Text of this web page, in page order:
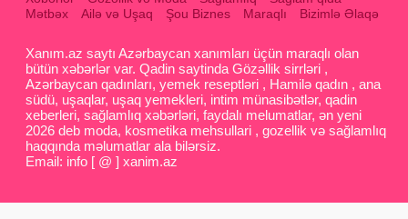
Mətbəx
Ailə və Uşaq Şou Biznes Maraqlı Bizimlə Əlaqə
Xanım.az saytı Azərbaycan xanımları üçün maraqlı olan
bütün xəbərlər var. Qadin saytinda Gözəllik sirrləri ,
Azərbaycan qadınları, yemek reseptləri , Hamilə qadın , ana
südü, uşaqlar, uşaq yemekleri, intim münasibətlər, qadin
xeberleri, sağlamlıq xəbərləri, faydalı melumatlar, ən yeni
2026 deb moda, kosmetika mehsullari , gozellik və sağlamlıq
haqqında məlumatlar ala bilərsiz.
Email: info [ @ ] xanim.az